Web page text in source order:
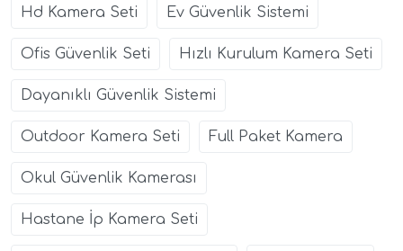
Hd Kamera Seti Ev Güvenlik Sistemi
Ofis Güvenlik Seti Hızlı Kurulum Kamera Seti
Dayanıklı Güvenlik Sistemi
Outdoor Kamera Seti Full Paket Kamera
Okul Güvenlik Kamerası
Hastane İp Kamera Seti